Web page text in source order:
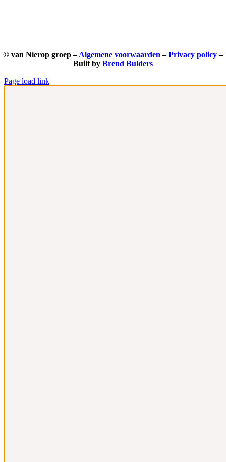
© van Nierop groep –Algemene voorwaarden–Privacy policy–
Built by Brend Bulders
Page load link
Ga